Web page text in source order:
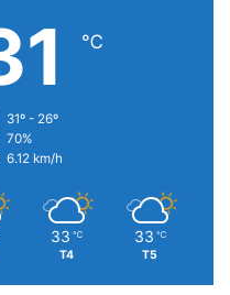
ảnh thì cụm camera được
là dành cho bạn. Còn
℃
31º - 26º
70%
6.12 km/h
33 ℃
T4
33 ℃
T5